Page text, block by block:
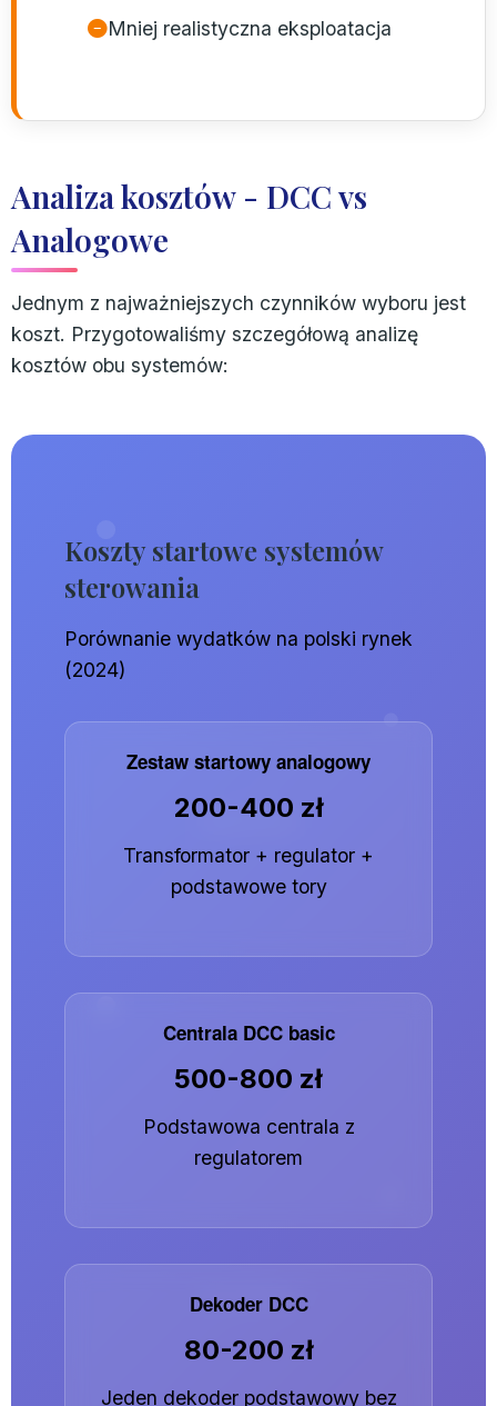
Mniej realistyczna eksploatacja
Analiza kosztów - DCC vs
Analogowe
Jednym z najważniejszych czynników wyboru jest
koszt. Przygotowaliśmy szczegółową analizę
kosztów obu systemów:
Koszty startowe systemów
sterowania
Porównanie wydatków na polski rynek
(2024)
Zestaw startowy analogowy
200-400 zł
Transformator + regulator +
podstawowe tory
Centrala DCC basic
500-800 zł
Podstawowa centrala z
regulatorem
Dekoder DCC
80-200 zł
Jeden dekoder podstawowy bez